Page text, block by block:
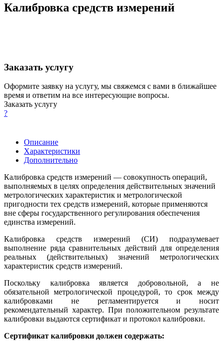
Калибровка средств измерений
Заказать услугу
Оформите заявку на услугу, мы свяжемся с вами в ближайшее
время и ответим на все интересующие вопросы.
Заказать услугу
?
Описание
Характеристики
Дополнительно
Калибровка средств измерений — совокупность операций,
выполняемых в целях определения действительных значений
метрологических характеристик и метрологической
пригодности тех средств измерений, которые применяются
вне сферы государственного регулирования обеспечения
единства измерений.
Калибровка средств измерений (СИ) подразумевает
выполнение ряда сравнительных действий для определения
реальных (действительных) значений метрологических
характеристик средств измерений.
Поскольку калибровка является добровольной, а не
обязательной метрологической процедурой, то срок между
калибровками не регламентируется и носит
рекомендательный характер. При положительном результате
калибровки выдаются сертификат и протокол калибровки.
Сертификат калибровки должен содержать: